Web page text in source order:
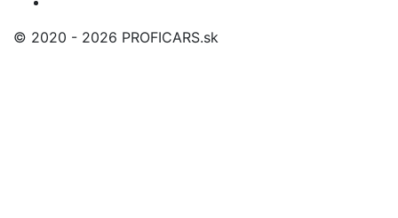
© 2020 - 2026 PROFICARS.sk